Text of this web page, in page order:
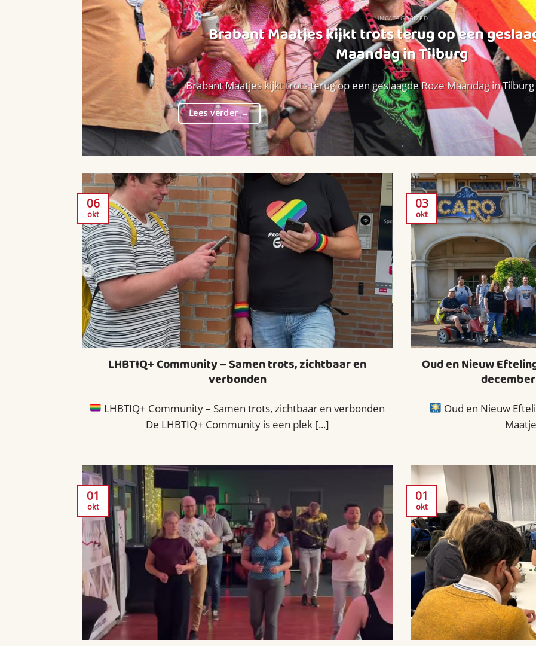
UNCATEGORIZED
Brabant Maatjes kijkt trots terug op een
Maandag in Tilburg
Brabant Maatjes kijkt trots terug op een geslaagde Roze Maandag in
Lees verder→
LHBTIQ+ Community – Samen trots, zichtbaar en
verbonden
LHBTIQ+ Community – Samen trots, zichtbaar en verbonden
De LHBTIQ+ Community is een plek [...]
06
okt
Oud en Nieuw
Oud en Nieuw
03
okt
01
okt
01
okt